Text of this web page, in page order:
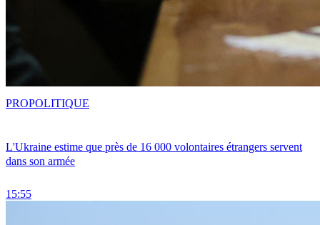
L'Ukraine estime que près de 16 000 volontaires étrangers servent
dans son armée
15:55
PROPOLITIQUE